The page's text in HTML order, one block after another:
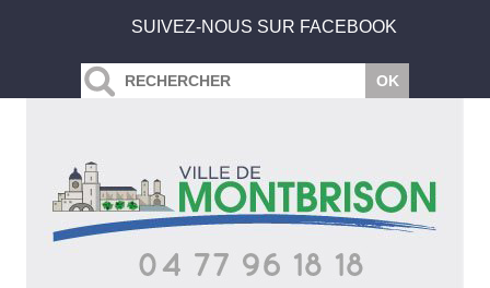
SUIVEZ-NOUS SUR FACEBOOK